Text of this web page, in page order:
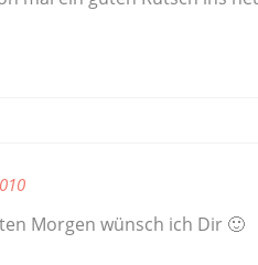
Morgen wünsch ich Dir 🙂